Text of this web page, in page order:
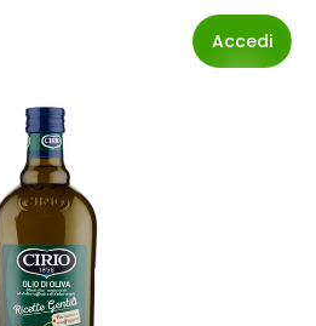
Accedi